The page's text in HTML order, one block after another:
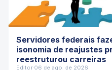
Servidores federais
isonomia de reajustes
reestruturou carreiras
Editor·06 de ago. de 2026